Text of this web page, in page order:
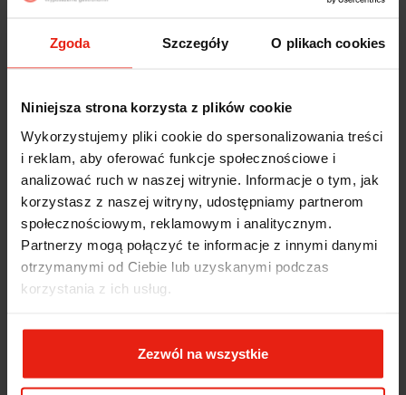
Zgoda Szczegóły O plikach cookies
Niniejsza strona korzysta z plików cookie
Wykorzystujemy pliki cookie do spersonalizowania treści
i reklam, aby oferować funkcje społecznościowe i
analizować ruch w naszej witrynie. Informacje o tym, jak
korzystasz z naszej witryny, udostępniamy partnerom
społecznościowym, reklamowym i analitycznym.
Partnerzy mogą połączyć te informacje z innymi danymi
otrzymanymi od Ciebie lub uzyskanymi podczas
korzystania z ich usług.
Zezwól na wszystkie
Marcin
Polecam szybko sprawnie dobrze zapakowane
Zostałem świetnie obsłużony. Brawa dla pracowników.
Alicja zweryfikowano
5
Jestem zaskoczona, że ta paczka dotarła do mnie tak
szybko. Paczka dotarła cała i zdrowa. Szybko,
sprawnie, bez problemów. Bardzo pomocna obsługa
klienta.
5